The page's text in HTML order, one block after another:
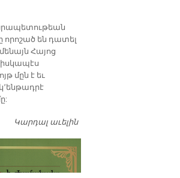
որոշած են դատել
Հայոց
մըն է եւ
Կարդալ աւելինԴատել…